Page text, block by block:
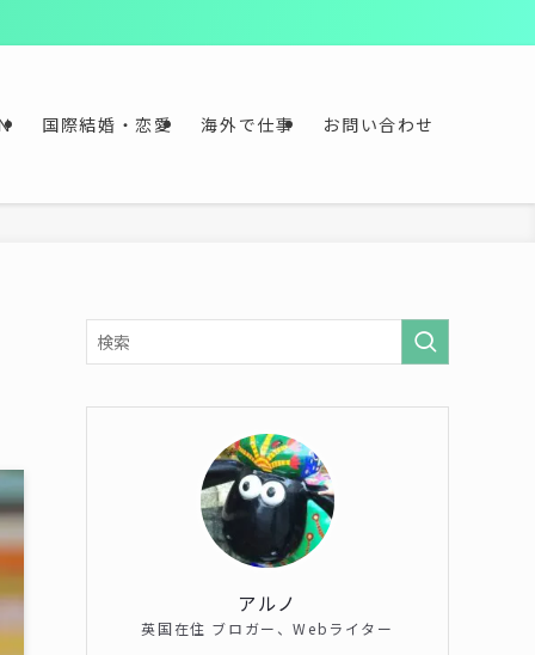
国際結婚・恋愛 海外で仕事 お問い合わせ
アルノ
英国在住 ブロガー、Webライター